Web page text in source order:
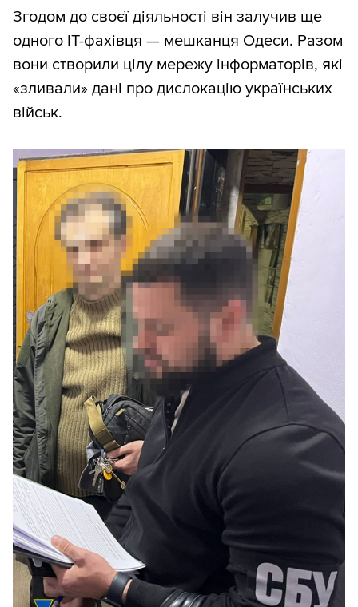
Згодом до своєї діяльності він залучив ще
одного ІТ-фахівця — мешканця Одеси. Разом
вони створили цілу мережу інформаторів, які
«зливали» дані про дислокацію українських
військ.